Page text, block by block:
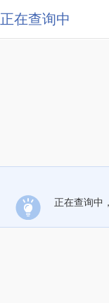
正在查询中
正在查询中